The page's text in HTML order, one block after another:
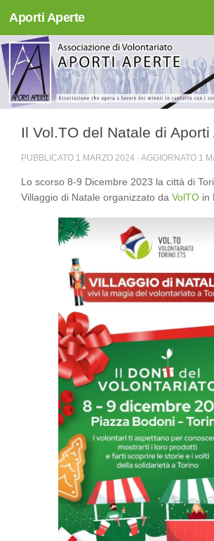
Salta al contenuto
Aporti Aperte
Il Vol.TO del Natale di Aporti
PUBBLICATO 1 MARZO 2024 · AGGIORNATO 1
Lo scorso 8-9 Dicembre 2023 la città di
Villaggio di Natale organizzato da VolTO in